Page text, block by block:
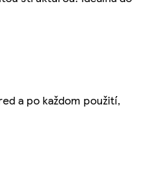
a po každom použití,